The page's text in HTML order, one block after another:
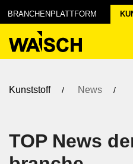
BRANCHENPLATTFORM
Kunststoff News
TOP News